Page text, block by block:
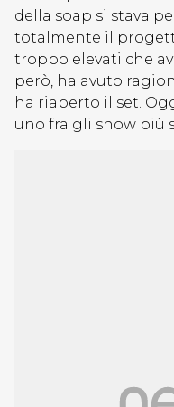
della soap si stava
totalmente il
troppo elevati che
però, ha avuto
ha riaperto il set.
uno fra gli show più